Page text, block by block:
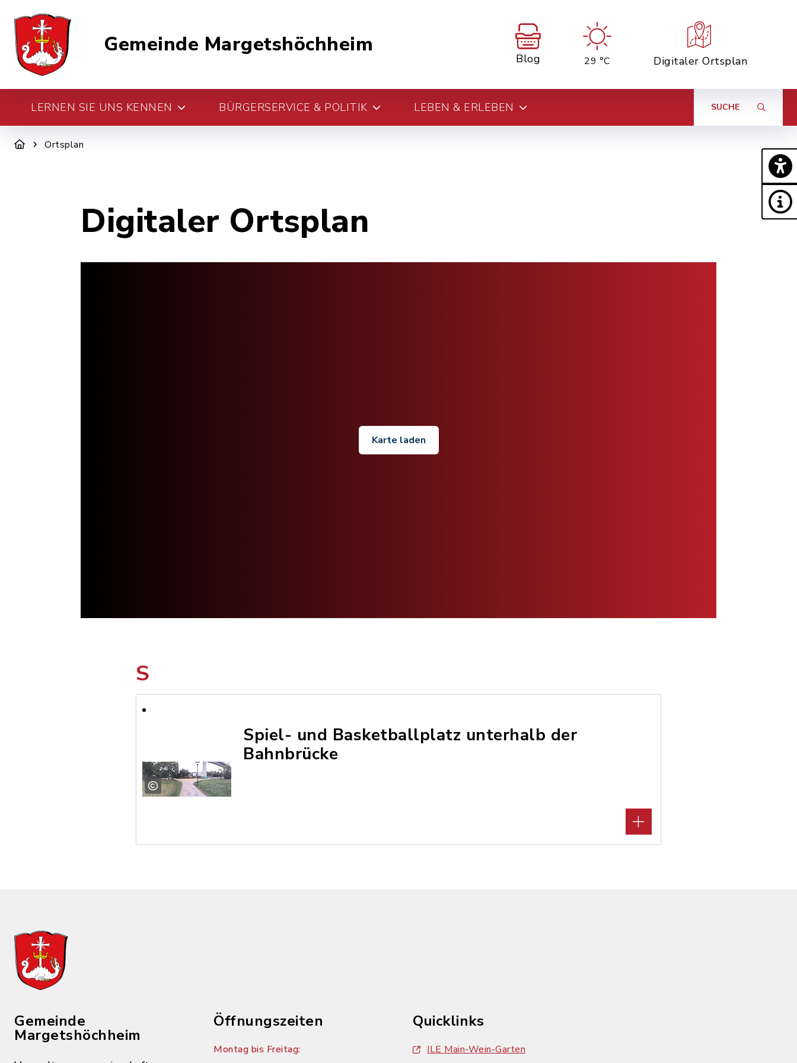
Gemeinde Margetshöchheim
Blog 29 °C Digitaler Ortsplan
LERNEN SIE UNS KENNEN BÜRGERSERVICE & POLITIK LEBEN & ERLEBEN SUCHE
Ortsplan
Digitaler Ortsplan
Karte laden
S
Spiel- und Basketballplatz unterhalb der
Bahnbrücke
Gemeinde
Margetshöchheim
Öffnungszeiten
Montag bis Freitag:
Quicklinks
ILE Main-Wein-Garten